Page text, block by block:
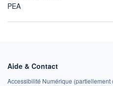
PEA
Aide & Contact
Accessibilité Numérique (partiellement